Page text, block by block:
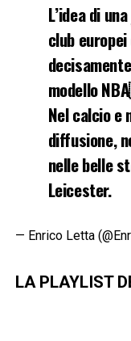
L’idea di una
club
modello
Nel calcio e
diffusione,
nelle belle
Leicester.
— Enrico Letta
LA PLAYLIST